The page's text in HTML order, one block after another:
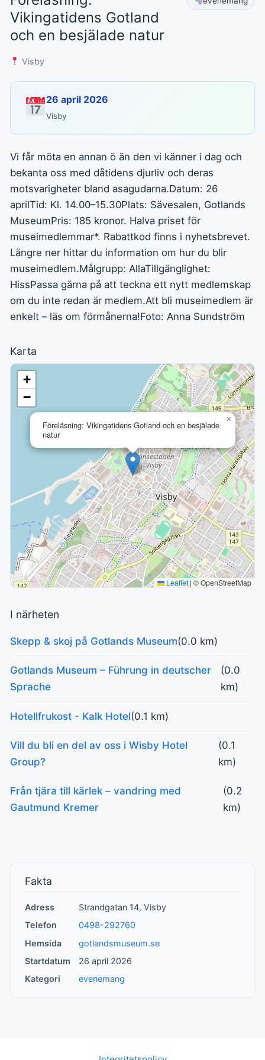
Vikingatidens Gotland
och en besjälade natur
Visby
26 april 2026
Visby
Vi får möta en annan ö än den vi känner i dag och
bekanta oss med dåtidens djurliv och deras
motsvarigheter bland asagudarna.Datum: 26
aprilTid: Kl. 14.00–15.30Plats: Sävesalen, Gotlands
MuseumPris: 185 kronor. Halva priset för
museimedlemmar*. Rabattkod finns i nyhetsbrevet.
Längre ner hittar du information om hur du blir
museimedlem.Målgrupp: AllaTillgänglighet:
HissPassa gärna på att teckna ett nytt medlemskap
om du inte redan är medlem.Att bli museimedlem är
enkelt – läs om förmånerna!Foto: Anna Sundström
Karta
Föreläsning: Vikingatidens Gotland och en besjälade
natur
×
+
−
Leaflet | © OpenStreetMap
I närheten
Skepp & skoj på Gotlands Museum(0.0 km)
Gotlands Museum – Führung in deutscher
Sprache
(0.0
km)
Hotellfrukost - Kalk Hotel(0.1 km)
Vill du bli en del av oss i Wisby Hotel
Group?
(0.1
km)
Från tjära till kärlek – vandring med
Gautmund Kremer
(0.2
km)
Fakta
Adress
Strandgatan 14, Visby
Telefon
0498-292760
Hemsida
gotlandsmuseum.se
Startdatum
26 april 2026
Kategori
evenemang